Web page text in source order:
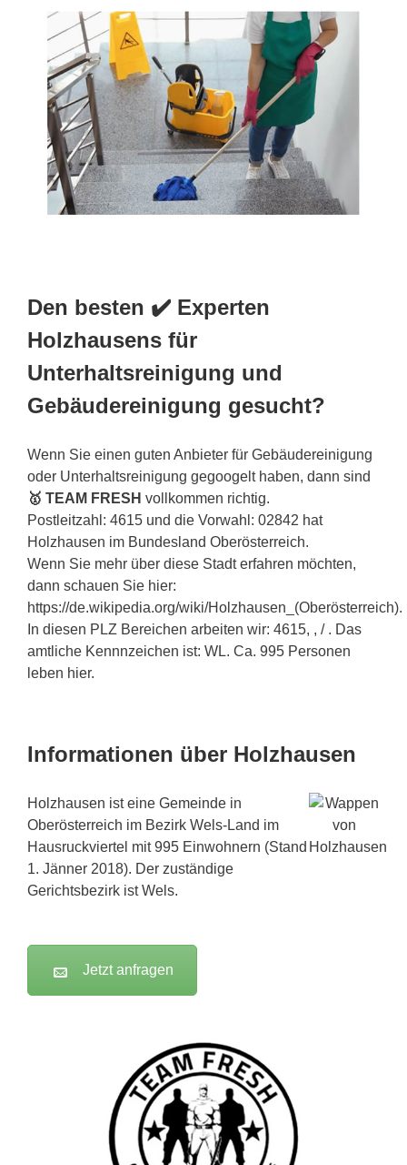
Den besten ✔️ Experten
Holzhausens für
Unterhaltsreinigung und
Gebäudereinigung gesucht?
Wenn Sie einen guten Anbieter für Gebäudereinigung
oder Unterhaltsreinigung gegoogelt haben, dann sind
🥇 TEAM FRESH vollkommen richtig.
Postleitzahl: 4615 und die Vorwahl: 02842 hat
Holzhausen im Bundesland Oberösterreich.
Wenn Sie mehr über diese Stadt erfahren möchten,
dann schauen Sie hier:
https://de.wikipedia.org/wiki/Holzhausen_(Oberösterreich).
In diesen PLZ Bereichen arbeiten wir: 4615, , / . Das
amtliche Kennnzeichen ist: WL. Ca. 995 Personen
leben hier.
Informationen über Holzhausen
Holzhausen ist eine Gemeinde in
Oberösterreich im Bezirk Wels-Land im
Hausruckviertel mit 995 Einwohnern (Stand
1. Jänner 2018). Der zuständige
Gerichtsbezirk ist Wels.
Jetzt anfragen